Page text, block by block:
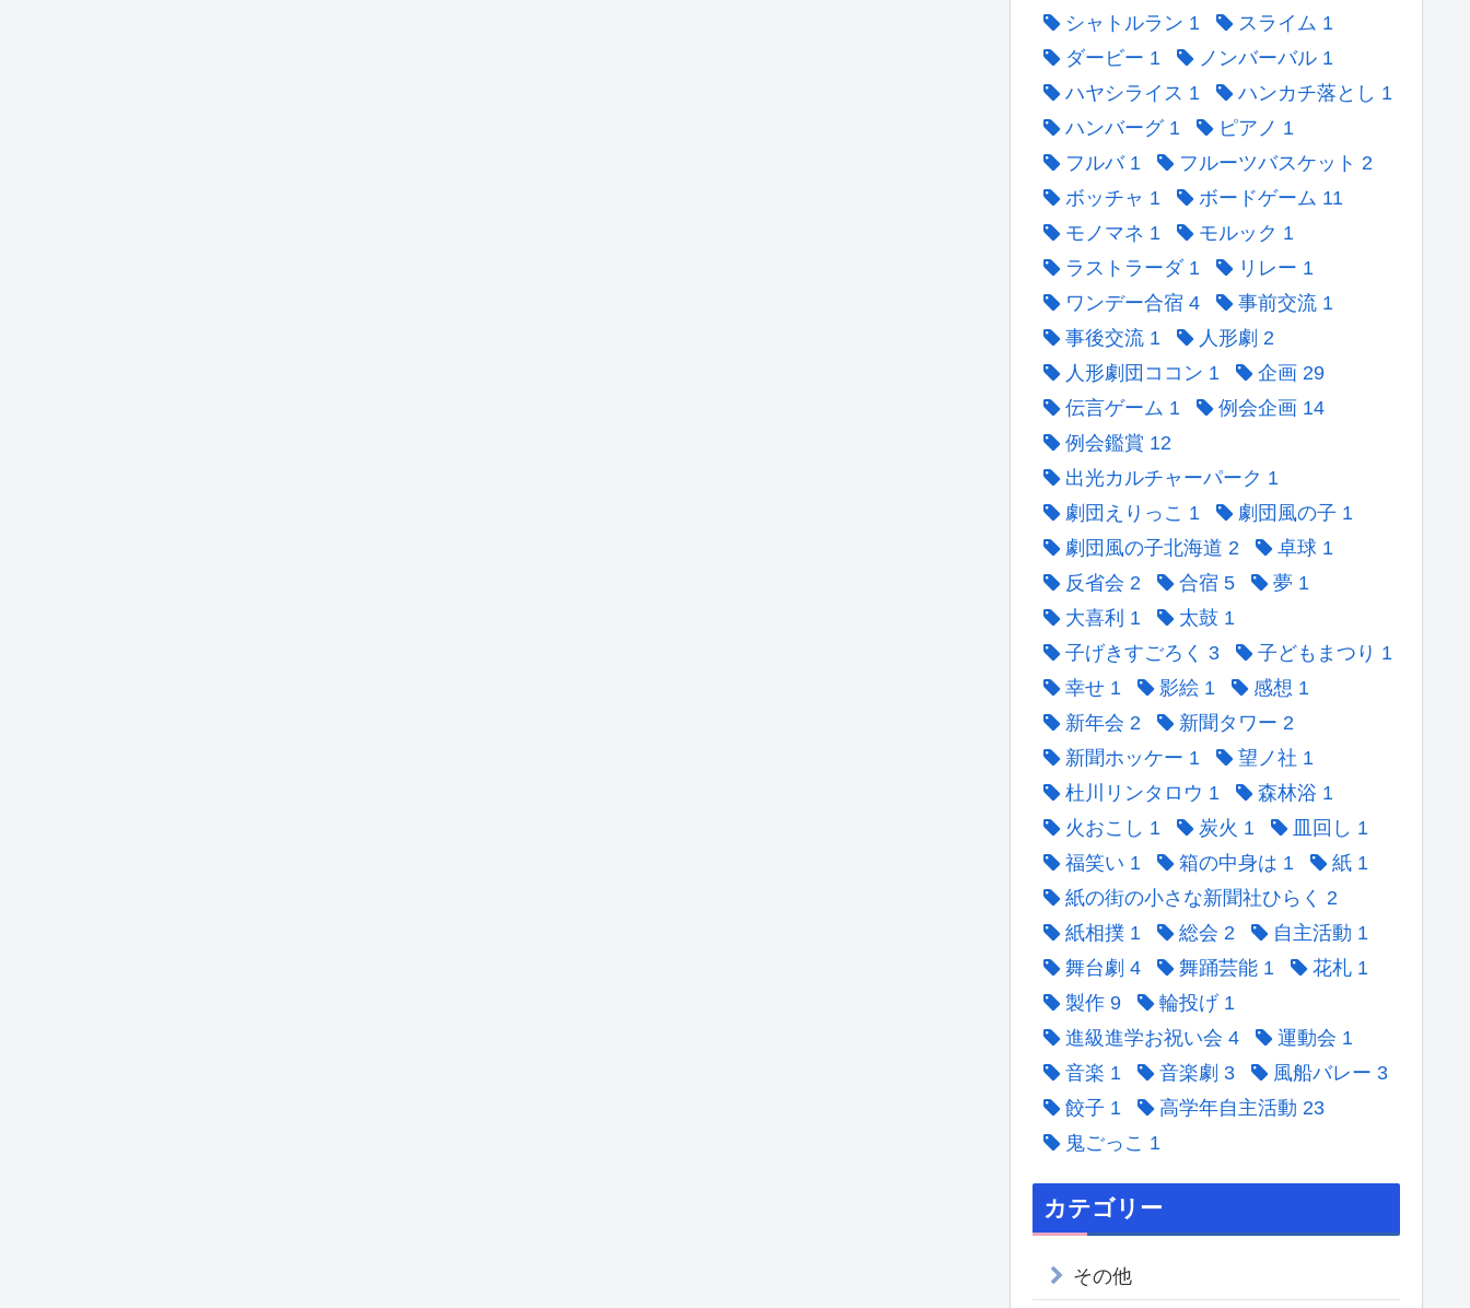
シャトルラン 1 スライム 1
ダービー 1 ノンバーバル 1
ハヤシライス 1 ハンカチ落とし 1
ハンバーグ 1 ピアノ 1
フルバ 1 フルーツバスケット 2
ボッチャ 1 ボードゲーム 11
モノマネ 1 モルック 1
ラストラーダ 1 リレー 1
ワンデー合宿 4 事前交流 1
事後交流 1 人形劇 2
人形劇団ココン 1 企画 29
伝言ゲーム 1 例会企画 14
例会鑑賞 12
出光カルチャーパーク 1
劇団えりっこ 1 劇団風の子 1
劇団風の子北海道 2 卓球 1
反省会 2 合宿 5 夢 1
大喜利 1 太鼓 1
子げきすごろく 3 子どもまつり 1
幸せ 1 影絵 1 感想 1
新年会 2 新聞タワー 2
新聞ホッケー 1 望ノ社 1
杜川リンタロウ 1 森林浴 1
火おこし 1 炭火 1 皿回し 1
福笑い 1 箱の中身は 1 紙 1
紙の街の小さな新聞社ひらく 2
紙相撲 1 総会 2 自主活動 1
舞台劇 4 舞踊芸能 1 花札 1
製作 9 輪投げ 1
進級進学お祝い会 4 運動会 1
音楽 1 音楽劇 3 風船バレー 3
餃子 1 高学年自主活動 23
鬼ごっこ 1
カテゴリー
その他